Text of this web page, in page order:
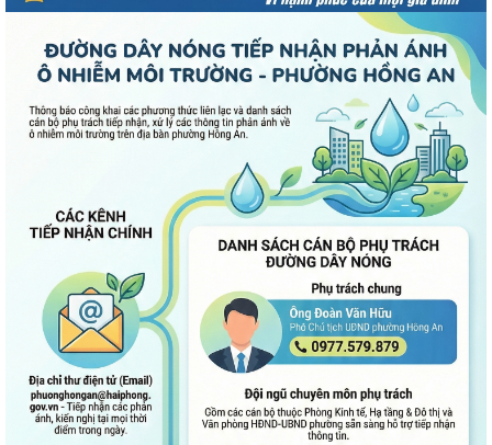
UBND phường Hồng An thông tin về Nghị quyết số 23/2026/NQ-HĐND
ngày 28/7/2026 của HĐND thành phố...
Bình dân học vụ số - nền tảng cho sự phát triển trong kỷ nguyên số
Thông báo về việc niêm yết công khai Phương án bồi thường, hỗ trợ dự